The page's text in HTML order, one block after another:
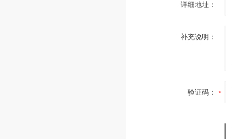
详细地址：
补充说明：
验证码：